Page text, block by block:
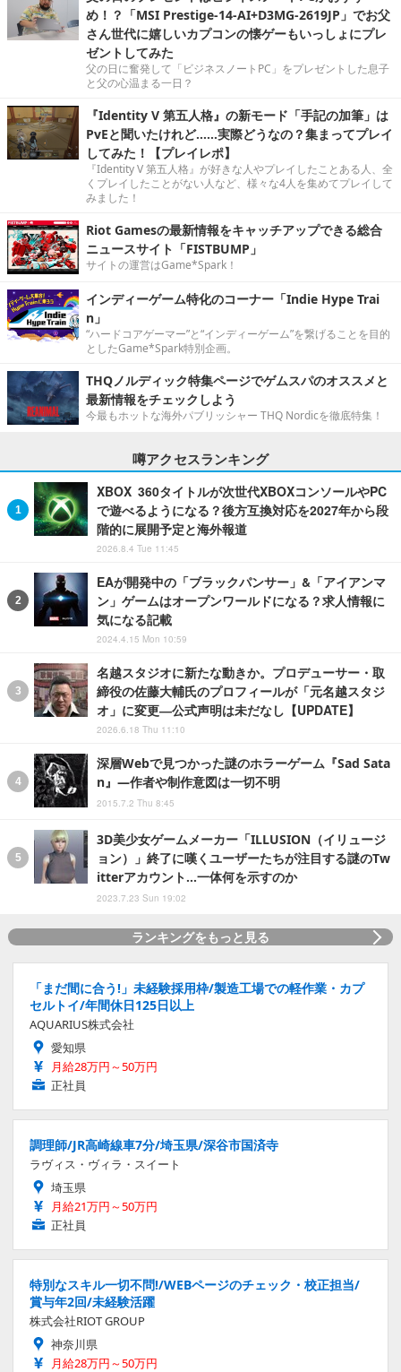
め！？「MSI Prestige-14-AI+D3MG-2619JP」でお父
さん世代に嬉しいカプコンの懐ゲーもいっしょにプレ
ゼントしてみた
父の日に奮発して「ビジネスノートPC」をプレゼントした息子
と父の心温まる一日？
『Identity V 第五人格』の新モード「手記の加筆」は
PvEと聞いたけれど……実際どうなの？集まってプレイ
してみた！【プレイレポ】
『Identity V 第五人格』が好きな人やプレイしたことある人、全
くプレイしたことがない人など、様々な4人を集めてプレイして
みました！
Riot Gamesの最新情報をキャッチアップできる総合
ニュースサイト「FISTBUMP」
サイトの運営はGame*Spark！
インディーゲーム特化のコーナー「Indie Hype Trai
n」
“ハードコアゲーマー”と“インディーゲーム”を繋げることを目的
としたGame*Spark特別企画。
THQノルディック特集ページでゲムスパのオススメと
最新情報をチェックしよう
今最もホットな海外パブリッシャー THQ Nordicを徹底特集！
噂アクセスランキング
XBOX 360タイトルが次世代XBOXコンソールやPC
で遊べるようになる？後方互換対応を2027年から段
階的に展開予定と海外報道
2026.8.4 Tue 11:45
EAが開発中の「ブラックパンサー」&「アイアンマ
ン」ゲームはオープンワールドになる？求人情報に
気になる記載
2024.4.15 Mon 10:59
名越スタジオに新たな動きか。プロデューサー・取
締役の佐藤大輔氏のプロフィールが「元名越スタジ
オ」に変更―公式声明は未だなし【UPDATE】
2026.6.18 Thu 11:10
深層Webで見つかった謎のホラーゲーム『Sad Sata
n』―作者や制作意図は一切不明
2015.7.2 Thu 8:45
3D美少女ゲームメーカー「ILLUSION（イリュージ
ョン）」終了に嘆くユーザーたちが注目する謎のTw
itterアカウント…一体何を示すのか
2023.7.23 Sun 19:02
ランキングをもっと見る
「まだ間に合う!」未経験採用枠/製造工場での軽作業・カプ
セルトイ/年間休日125日以上
AQUARIUS株式会社
愛知県
月給28万円～50万円
正社員
調理師/JR高崎線車7分/埼玉県/深谷市国済寺
ラヴィス・ヴィラ・スイート
埼玉県
月給21万円～50万円
正社員
特別なスキル一切不問!/WEBページのチェック・校正担当/
賞与年2回/未経験活躍
株式会社RIOT GROUP
神奈川県
月給28万円～50万円